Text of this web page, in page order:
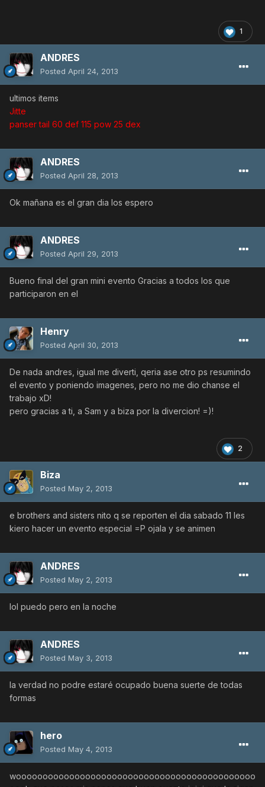
1
ANDRES
Posted April 24, 2013
ultimos items
Jitte
panser tail 60 def 115 pow 25 dex
ANDRES
Posted April 28, 2013
Ok mañana es el gran dia los espero
ANDRES
Posted April 29, 2013
Bueno final del gran mini evento Gracias a todos los que
participaron en el
Henry
Posted April 30, 2013
De nada andres, igual me diverti, qeria ase otro ps resumindo
el evento y poniendo imagenes, pero no me dio chanse el
trabajo xD!
pero gracias a ti, a Sam y a biza por la divercion! =)!
2
Biza
Posted May 2, 2013
e brothers and sisters nito q se reporten el dia sabado 11 les
kiero hacer un evento especial =P ojala y se animen
ANDRES
Posted May 2, 2013
lol puedo pero en la noche
ANDRES
Posted May 3, 2013
la verdad no podre estaré ocupado buena suerte de todas
formas
hero
Posted May 4, 2013
wooooooooooooooooooooooooooooooooooooooooooooo